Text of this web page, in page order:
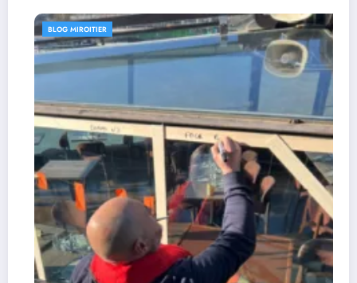
BLOG MIROITIER
Fabrication d’un miroir
en argent ou bronze
20 avril 2026 Marc